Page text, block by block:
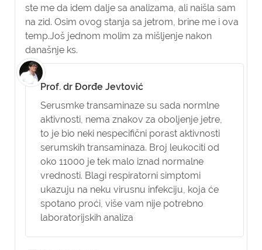
ste me da idem dalje sa analizama, ali naišla sam
na zid. Osim ovog stanja sa jetrom, brine me i ova
temp.Još jednom molim za mišljenje nakon
današnje ks.
Prof. dr Đorđe Jevtović
Serusmke transaminaze su sada normlne
aktivnosti, nema znakov za oboljenje jetre,
to je bio neki nespecifični porast aktivnosti
serumskih transaminaza. Broj leukociti od
oko 11000 je tek malo iznad normalne
vrednosti. Blagi respiratorni simptomi
ukazuju na neku virusnu infekciju, koja će
spotano proći, više vam nije potrebno
laboratorijskih analiza